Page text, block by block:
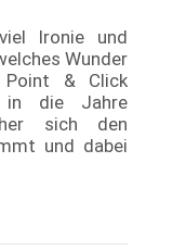
Ironie und
Wunder
Point & Click
in die Jahre
sich den
und dabei